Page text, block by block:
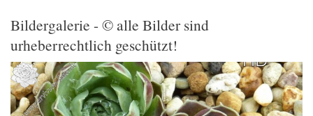
Bildergalerie - © alle Bilder sind
urheberrechtlich geschützt!